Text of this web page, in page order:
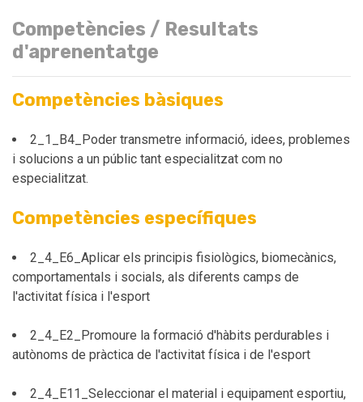
Competències / Resultats
d'aprenentatge
Competències bàsiques
2_1_B4_Poder transmetre informació, idees, problemes
i solucions a un públic tant especialitzat com no
especialitzat.
Competències específiques
2_4_E6_Aplicar els principis fisiològics, biomecànics,
comportamentals i socials, als diferents camps de
l'activitat física i l'esport
2_4_E2_Promoure la formació d'hàbits perdurables i
autònoms de pràctica de l'activitat física i de l'esport
2_4_E11_Seleccionar el material i equipament esportiu,